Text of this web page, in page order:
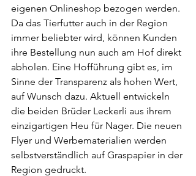
eigenen Onlineshop bezogen werden.
Da das Tierfutter auch in der Region
immer beliebter wird, können Kunden
ihre Bestellung nun auch am Hof direkt
abholen. Eine Hofführung gibt es, im
Sinne der Transparenz als hohen Wert,
auf Wunsch dazu. Aktuell entwickeln
die beiden Brüder Leckerli aus ihrem
einzigartigen Heu für Nager. Die neuen
Flyer und Werbematerialien werden
selbstverständlich auf Graspapier in der
Region gedruckt.